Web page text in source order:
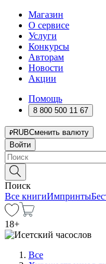
Магазин
О сервисе
Услуги
Конкурсы
Авторам
Новости
Акции
Помощь
8 800 500 11 67
RUBСменить валюту
Войти
Поиск
Все книгиИмпринты
18+
Все